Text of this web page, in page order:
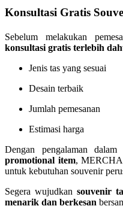
Konsultasi Gratis
Sebelum melakukan
konsultasi gratis terlebih
Jenis tas yang sesuai
Desain terbaik
Jumlah pemesanan
Estimasi harga
Dengan pengalaman dalam
promotional item,
untuk kebutuhan souvenir
Segera wujudkansouvenir
menarik dan berkesan